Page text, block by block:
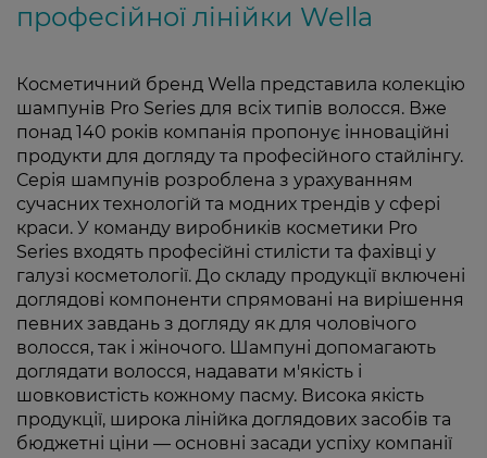
професійної лінійки Wella
Косметичний бренд Wella представила колекцію
шампунів Pro Series для всіх типів волосся. Вже
понад 140 років компанія пропонує інноваційні
продукти для догляду та професійного стайлінгу.
Серія шампунів розроблена з урахуванням
сучасних технологій та модних трендів у сфері
краси. У команду виробників косметики Pro
Series входять професійні стилісти та фахівці у
галузі косметології. До складу продукції включені
доглядові компоненти спрямовані на вирішення
певних завдань з догляду як для чоловічого
волосся, так і жіночого. Шампуні допомагають
доглядати волосся, надавати м'якість і
шовковистість кожному пасму. Висока якість
продукції, широка лінійка доглядових засобів та
бюджетні ціни — основні засади успіху компанії